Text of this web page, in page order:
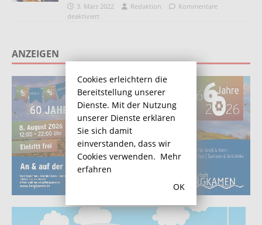
3. März 2022 Redaktion
Kommentare
deaktiviert
ANZEIGEN
Cookies erleichtern die
Bereitstellung unserer
Dienste. Mit der Nutzung
unserer Dienste erklären
Sie sich damit
einverstanden, dass wir
Cookies verwenden. Mehr
erfahren
OK